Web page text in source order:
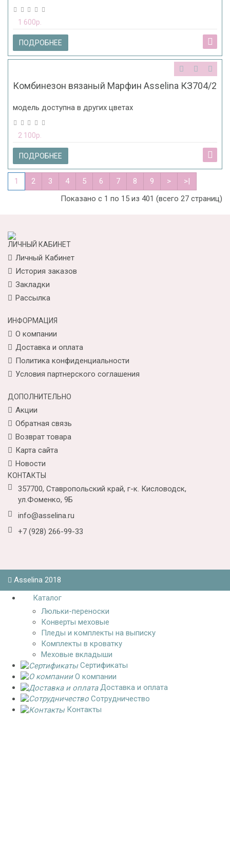
1 600р.
ПОДРОБНЕЕ
Комбинезон вязаный Марфин Asselina КЗ704/2
модель доступна в других цветах
2 100р.
ПОДРОБНЕЕ
1 2 3 4 5 6 7 8 9 >
>|
Показано с 1 по 15 из 401 (всего 27 страниц)
ЛИЧНЫЙ КАБИНЕТ
Личный Кабинет
История заказов
Закладки
Рассылка
ИНФОРМАЦИЯ
О компании
Доставка и оплата
Политика конфиденциальности
Условия партнерского соглашения
ДОПОЛНИТЕЛЬНО
Акции
Обратная связь
Возврат товара
Карта сайта
Новости
КОНТАКТЫ
357700, Ставропольский край, г-к. Кисловодск,
ул.Фоменко, 9Б
info@asselina.ru
+7 (928) 266-99-33
Asselina 2018
Каталог
Люльки-переноски
Конверты меховые
Пледы и комплекты на выписку
Комплекты в кроватку
Меховые вкладыши
Сертификаты
О компании
Доставка и оплата
Сотрудничество
Контакты